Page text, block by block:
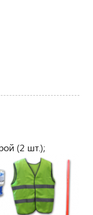
(2 шт.);